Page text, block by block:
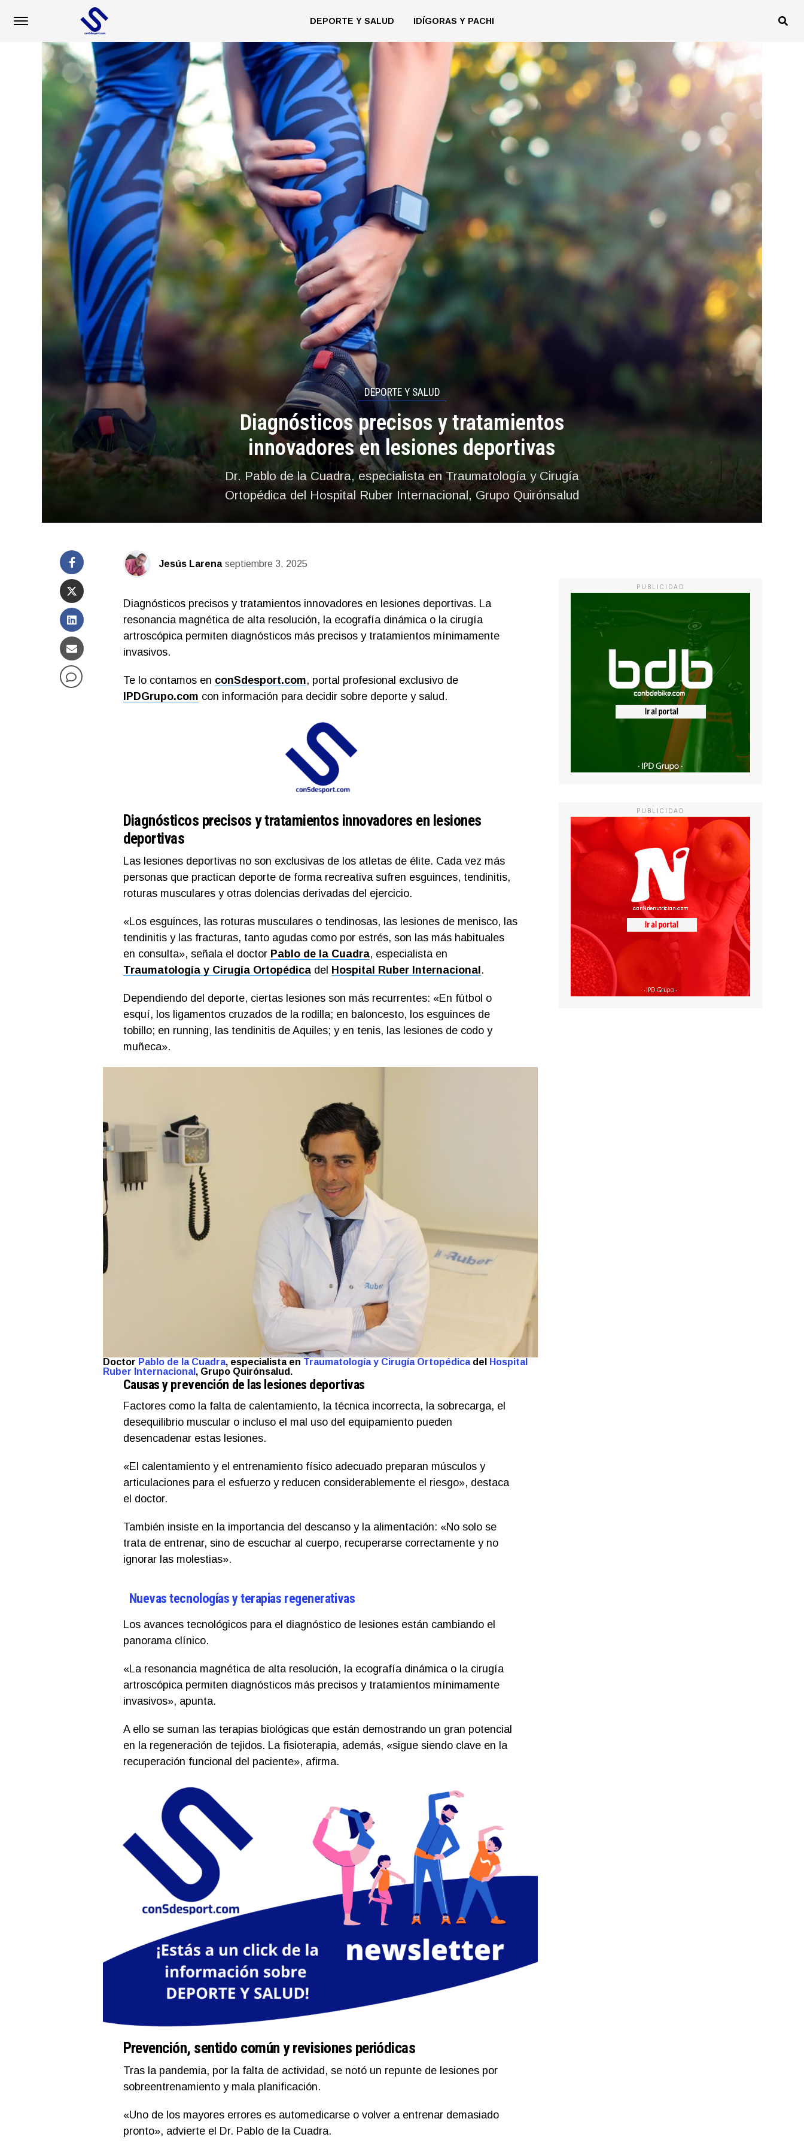
DEPORTE Y SALUD IDÍGORAS Y PACHI
DEPORTE Y SALUD
Diagnósticos precisos y tratamientos
innovadores en lesiones deportivas
Dr. Pablo de la Cuadra, especialista en Traumatología y Cirugía
Ortopédica del Hospital Ruber Internacional, Grupo Quirónsalud
Jesús Larena septiembre 3, 2025
Diagnósticos precisos y tratamientos innovadores en lesiones deportivas. La
resonancia magnética de alta resolución, la ecografía dinámica o la cirugía
artroscópica permiten diagnósticos más precisos y tratamientos mínimamente
invasivos.
Te lo contamos en conSdesport.com, portal profesional exclusivo de
IPDGrupo.com con información para decidir sobre deporte y salud.
Diagnósticos precisos y tratamientos innovadores en lesiones
deportivas
Las lesiones deportivas no son exclusivas de los atletas de élite. Cada vez más
personas que practican deporte de forma recreativa sufren esguinces, tendinitis,
roturas musculares y otras dolencias derivadas del ejercicio.
«Los esguinces, las roturas musculares o tendinosas, las lesiones de menisco, las
tendinitis y las fracturas, tanto agudas como por estrés, son las más habituales
en consulta», señala el doctor Pablo de la Cuadra, especialista en
Traumatología y Cirugía Ortopédicadel Hospital Ruber Internacional .
Dependiendo del deporte, ciertas lesiones son más recurrentes: «En fútbol o
esquí, los ligamentos cruzados de la rodilla; en baloncesto, los esguinces de
tobillo; en running, las tendinitis de Aquiles; y en tenis, las lesiones de codo y
muñeca».
Doctor Pablo de la Cuadra, especialista en Traumatología y Cirugía Ortopédicadel
Hospital
Ruber Internacional , Grupo Quirónsalud.
Causas y prevención de las lesiones deportivas
Factores como la falta de calentamiento, la técnica incorrecta, la sobrecarga, el
desequilibrio muscular o incluso el mal uso del equipamiento pueden
desencadenar estas lesiones.
«El calentamiento y el entrenamiento físico adecuado preparan músculos y
articulaciones para el esfuerzo y reducen considerablemente el riesgo», destaca
el doctor.
También insiste en la importancia del descanso y la alimentación: «No solo se
trata de entrenar, sino de escuchar al cuerpo, recuperarse correctamente y no
ignorar las molestias».
Nuevas tecnologías y terapias regenerativas
Los avances tecnológicos para el diagnóstico de lesiones están cambiando el
panorama clínico.
«La resonancia magnética de alta resolución, la ecografía dinámica o la cirugía
artroscópica permiten diagnósticos más precisos y tratamientos mínimamente
invasivos», apunta.
A ello se suman las terapias biológicas que están demostrando un gran potencial
en la regeneración de tejidos. La fisioterapia, además, «sigue siendo clave en la
recuperación funcional del paciente», afirma.
Prevención, sentido común y revisiones periódicas
Tras la pandemia, por la falta de actividad, se notó un repunte de lesiones por
sobreentrenamiento y mala planificación.
«Uno de los mayores errores es automedicarse o volver a entrenar demasiado
pronto», advierte el Dr. Pablo de la Cuadra.
PUBLICIDAD
PUBLICIDAD